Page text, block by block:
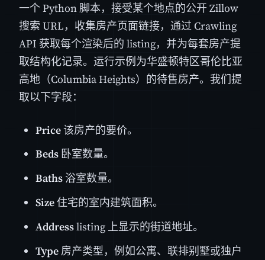
一个 Python 脚本，接受某个地点的公开 Zillow
搜索 URL，收集房产页面链接，通过 Crawling
API 获取每个渲染后的 listing，并为每套房产提
取结构化记录。运行示例为华盛顿特区哥伦比亚
高地（Columbia Heights）的待售房产。我们提
取以下字段：
Price该房产的要价。
Beds 卧室数量。
Baths 浴室数量。
Size住宅的室内建筑面积。
Addresslisting 上显示的街道地址。
Type 房产类型，例如公寓、联排别墅或独户